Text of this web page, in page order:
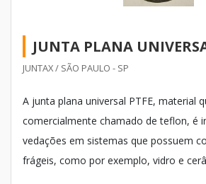
JUNTA PLANA
JUNTAX / SÃO PAULO - SP
A junta plana universal PTFE, material
comercialmente chamado de teflon, é
vedações em sistemas que possuem
frágeis, como por exemplo, vidro e